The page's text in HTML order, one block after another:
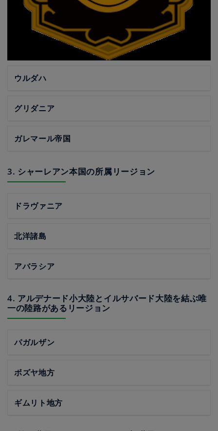
ウルダハ
グリダニア
ガレマール帝国
3. シャーレアン本国の所属リージョン
ドラヴァニア
北洋諸島
アバラシア
4. アルデナード小大陸とイルサバード大陸を結ぶ唯
一の陸路があるリージョン
パガルザン
ボズヤ地方
ギムリト地方